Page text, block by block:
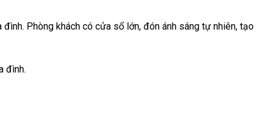
Phòng khách có cửa sổ lớn, đón ánh sáng tự nhiên, tạo
đình.